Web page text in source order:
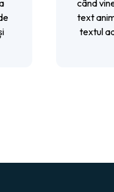
când
text
textul